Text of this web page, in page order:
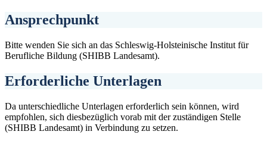
Ansprechpunkt
Bitte wenden Sie sich an das Schleswig-Holsteinische Institut für
Berufliche Bildung (SHIBB Landesamt).
Erforderliche Unterlagen
Da unterschiedliche Unterlagen erforderlich sein können, wird
empfohlen, sich diesbezüglich vorab mit der zuständigen Stelle
(SHIBB Landesamt) in Verbindung zu setzen.